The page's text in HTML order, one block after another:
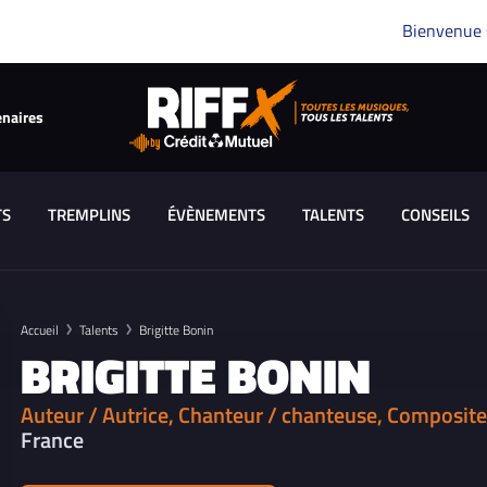
Bienvenue
TREMPLINS ÉVÈNEMENTS TALENTS CONSEILS
Accueil Talents Brigitte Bonin
BRIGITTE BONIN
Auteur / Autrice, Chanteur / chanteuse,
France